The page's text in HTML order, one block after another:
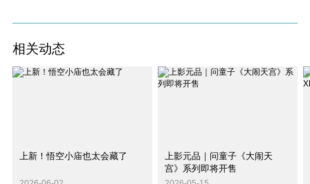
相关动态
上新！悟空小庙也太会藏了
上影元品｜问童子《大闹天
宫》系列即将开售